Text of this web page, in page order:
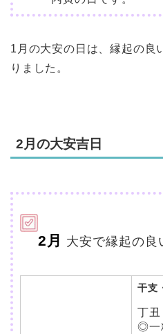
1月の大安の日は、縁起の良
りました。
2月の大安吉日
2月 大安で縁起の良
干支
丁丑
◎一